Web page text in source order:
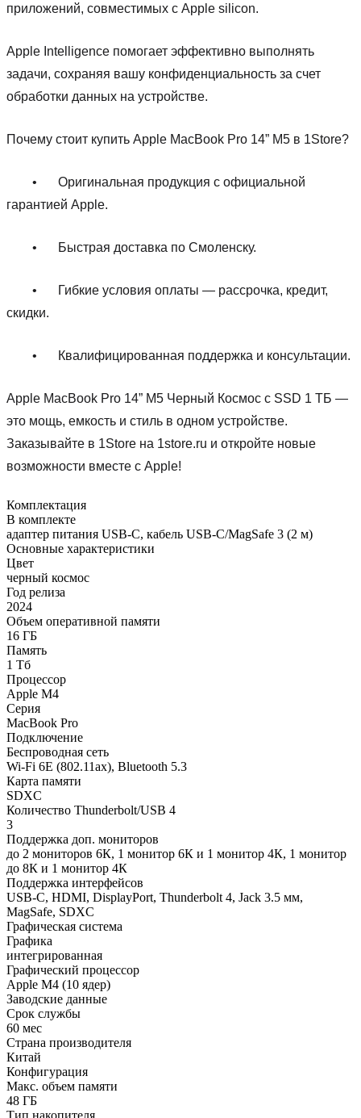
приложений, совместимых с Apple silicon.
Apple Intelligence помогает эффективно выполнять
задачи, сохраняя вашу конфиденциальность за счет
обработки данных на устройстве.
Почему стоит купить Apple MacBook Pro 14” M5 в 1Store?
•
Оригинальная продукция с официальной
гарантией Apple.
• Быстрая доставка по Смоленску.
•
Гибкие условия оплаты — рассрочка, кредит,
скидки.
• Квалифицированная поддержка и консультации.
Apple MacBook Pro 14” M5 Черный Космос с SSD 1 ТБ —
это мощь, емкость и стиль в одном устройстве.
Заказывайте в 1Store на 1store.ru и откройте новые
возможности вместе с Apple!
Комплектация
В комплекте
адаптер питания USB-C, кабель USB-C/MagSafe 3 (2 м)
Основные характеристики
Цвет
черный космос
Год релиза
2024
Объем оперативной памяти
16 ГБ
Память
1 Тб
Процессор
Apple M4
Серия
MacBook Pro
Подключение
Беспроводная сеть
Wi-Fi 6E (802.11ax), Bluetooth 5.3
Карта памяти
SDXC
Количество Thunderbolt/USB 4
3
Поддержка доп. мониторов
до 2 мониторов 6К, 1 монитор 6К и 1 монитор 4К, 1 монитор
до 8К и 1 монитор 4К
Поддержка интерфейсов
USB-C, HDMI, DisplayPort, Thunderbolt 4, Jack 3.5 мм,
MagSafe, SDXC
Графическая система
Графика
интегрированная
Графический процессор
Apple M4 (10 ядер)
Заводские данные
Срок службы
60 мес
Страна производителя
Китай
Конфигурация
Макс. объем памяти
48 ГБ
Тип накопителя